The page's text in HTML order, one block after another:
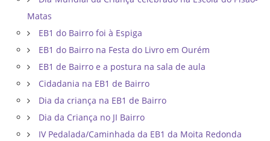
Matas
EB1 do Bairro foi à Espiga
EB1 do Bairro na Festa do Livro em Ourém
EB1 de Bairro e a postura na sala de aula
Cidadania na EB1 de Bairro
Dia da criança na EB1 de Bairro
Dia da Criança no JI Bairro
IV Pedalada/Caminhada da EB1 da Moita Redonda